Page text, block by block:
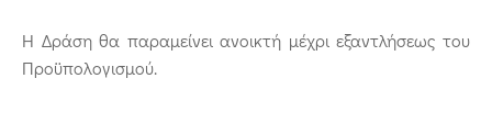
H Δράση θα παραμείνει ανοικτή μέχρι εξαντλήσεως του
Προϋπολογισμού.